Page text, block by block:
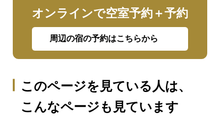
オンラインで空室予約＋予約
周辺の宿の予約はこちらから
このページを見ている人は、
こんなページも見ています